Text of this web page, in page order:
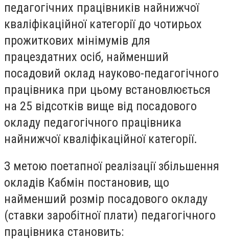
педагогічних працівників найнижчої
кваліфікаційної категорії до чотирьох
прожиткових мінімумів для
працездатних осіб, найменший
посадовий оклад науково-педагогічного
працівника при цьому встановлюється
на 25 відсотків вище від посадового
окладу педагогічного працівника
найнижчої кваліфікаційної категорії.
З метою поетапної реалізації збільшення
окладів Кабмін постановив, що
найменший розмір посадового окладу
(ставки заробітної плати) педагогічного
працівника становить: